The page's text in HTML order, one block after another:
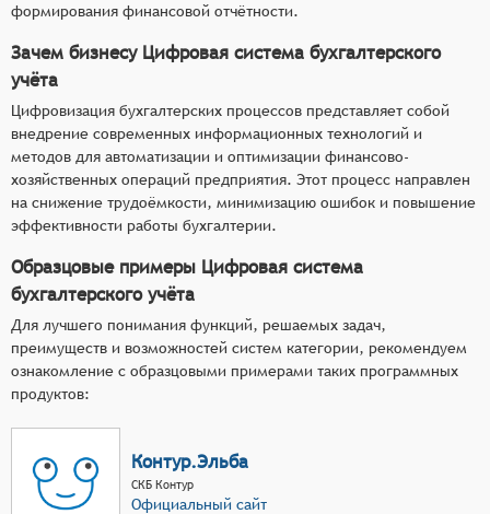
формирования финансовой отчётности.
Зачем бизнесу Цифровая система бухгалтерского
учёта
Цифровизация бухгалтерских процессов представляет собой
внедрение современных информационных технологий и
методов для автоматизации и оптимизации финансово-
хозяйственных операций предприятия. Этот процесс направлен
на снижение трудоёмкости, минимизацию ошибок и повышение
эффективности работы бухгалтерии.
Образцовые примеры Цифровая система
бухгалтерского учёта
Для лучшего понимания функций, решаемых задач,
преимуществ и возможностей систем категории, рекомендуем
ознакомление с образцовыми примерами таких программных
продуктов:
Контур.Эльба
СКБ Контур
Официальный сайт